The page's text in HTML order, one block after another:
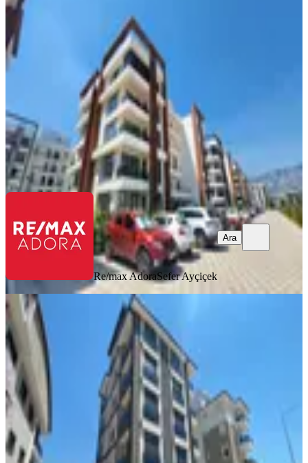
Cephe Kiralık 1+1
Döşemealtı, Yeniköy Mahallesi
1+1·66 m²·3. Kat
20.500 ₺
Re/max AdoraSefer Ayçiçek
Ara
Re/max AdoraSefer Ayçiçek
Ara
BALKONLU
Poyraz'dan Döşemealtı Yeniköy Mah.
1+1 40m² Eşyalı Kiralık Daire
Döşemealtı, Yeniköy Mahallesi
1+1·40 m² ·Düz Giriş (Zemin)
20.000 ₺